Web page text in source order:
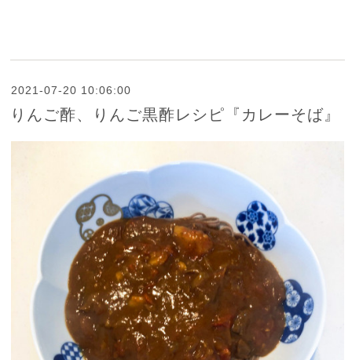
2021-07-20 10:06:00
りんご酢、りんご黒酢レシピ『カレーそば』